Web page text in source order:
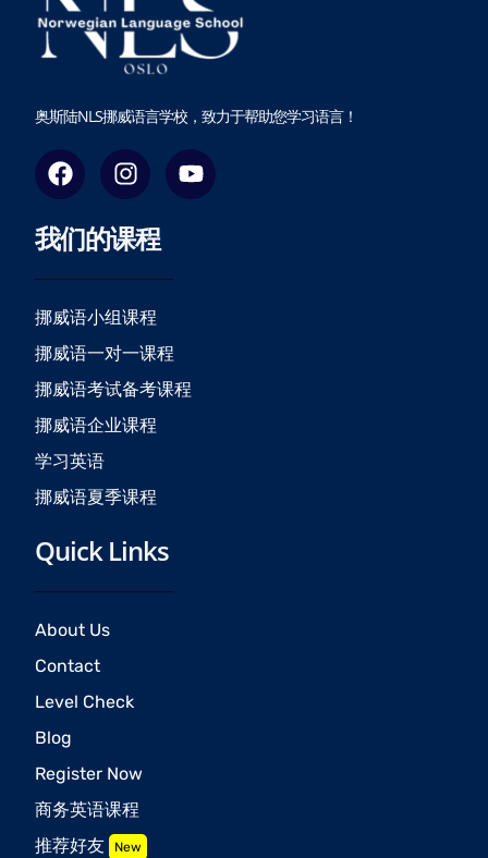
奥斯陆NLS挪威语言学校，致力于帮助您学习语言！
F
a
c
e
b
o
o
k
I
n
s
t
a
g
r
a
m
Y
o
u
我们的课程
挪威语小组课程
挪威语一对一课程
挪威语考试备考课程
挪威语企业课程
学习英语
挪威语夏季课程
Quick Links
About Us
Contact
Level Check
Blog
Register Now
商务英语课程
推荐好友 New